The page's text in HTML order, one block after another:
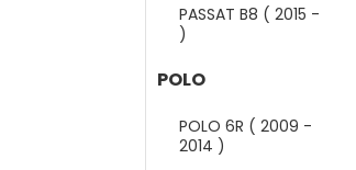
PASSAT B8 ( 2015 -
)
POLO
POLO 6R ( 2009 -
2014 )